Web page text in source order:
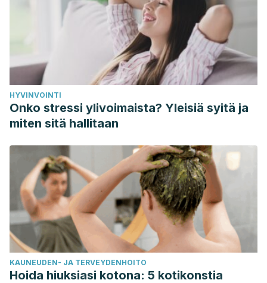
Child Obes. 2014 Feb;10(1):18-24.
HYVINVOINTI
Onko stressi ylivoimaista? Yleisiä syitä ja
miten sitä hallitaan
KAUNEUDEN- JA TERVEYDENHOITO
Hoida hiuksiasi kotona: 5 kotikonstia